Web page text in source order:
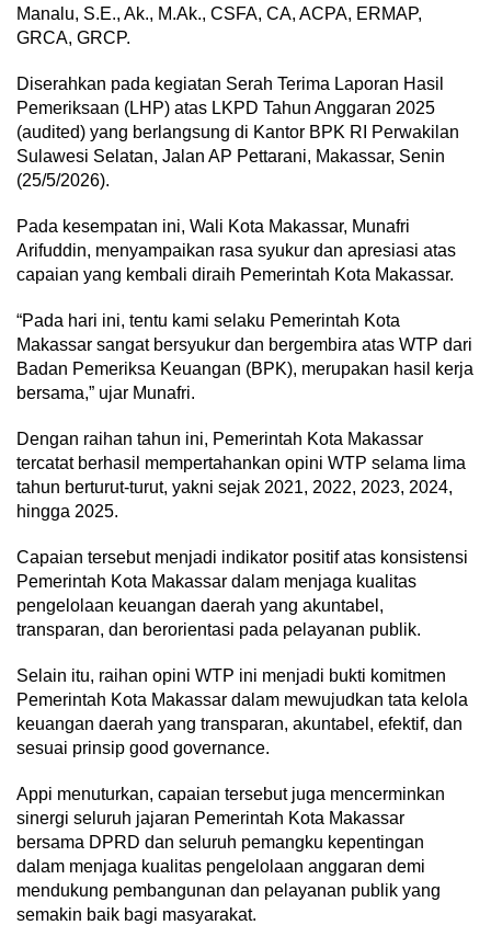
Manalu, S.E., Ak., M.Ak., CSFA, CA, ACPA, ERMAP,
GRCA, GRCP.
Diserahkan pada kegiatan Serah Terima Laporan Hasil
Pemeriksaan (LHP) atas LKPD Tahun Anggaran 2025
(audited) yang berlangsung di Kantor BPK RI Perwakilan
Sulawesi Selatan, Jalan AP Pettarani, Makassar, Senin
(25/5/2026).
Pada kesempatan ini, Wali Kota Makassar, Munafri
Arifuddin, menyampaikan rasa syukur dan apresiasi atas
capaian yang kembali diraih Pemerintah Kota Makassar.
“Pada hari ini, tentu kami selaku Pemerintah Kota
Makassar sangat bersyukur dan bergembira atas WTP dari
Badan Pemeriksa Keuangan (BPK), merupakan hasil kerja
bersama,” ujar Munafri.
Dengan raihan tahun ini, Pemerintah Kota Makassar
tercatat berhasil mempertahankan opini WTP selama lima
tahun berturut-turut, yakni sejak 2021, 2022, 2023, 2024,
hingga 2025.
Capaian tersebut menjadi indikator positif atas konsistensi
Pemerintah Kota Makassar dalam menjaga kualitas
pengelolaan keuangan daerah yang akuntabel,
transparan, dan berorientasi pada pelayanan publik.
Selain itu, raihan opini WTP ini menjadi bukti komitmen
Pemerintah Kota Makassar dalam mewujudkan tata kelola
keuangan daerah yang transparan, akuntabel, efektif, dan
sesuai prinsip good governance.
Appi menuturkan, capaian tersebut juga mencerminkan
sinergi seluruh jajaran Pemerintah Kota Makassar
bersama DPRD dan seluruh pemangku kepentingan
dalam menjaga kualitas pengelolaan anggaran demi
mendukung pembangunan dan pelayanan publik yang
semakin baik bagi masyarakat.